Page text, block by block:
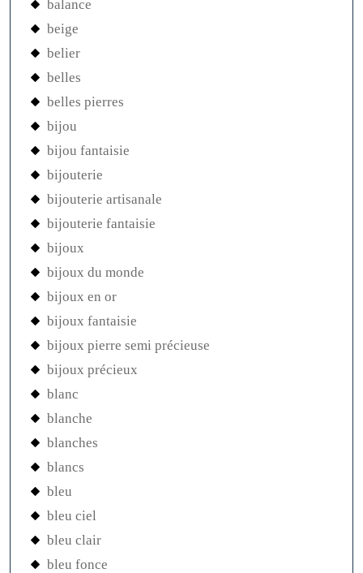
balance
beige
belier
belles
belles pierres
bijou
bijou fantaisie
bijouterie
bijouterie artisanale
bijouterie fantaisie
bijoux
bijoux du monde
bijoux en or
bijoux fantaisie
bijoux pierre semi précieuse
bijoux précieux
blanc
blanche
blanches
blancs
bleu
bleu ciel
bleu clair
bleu fonce